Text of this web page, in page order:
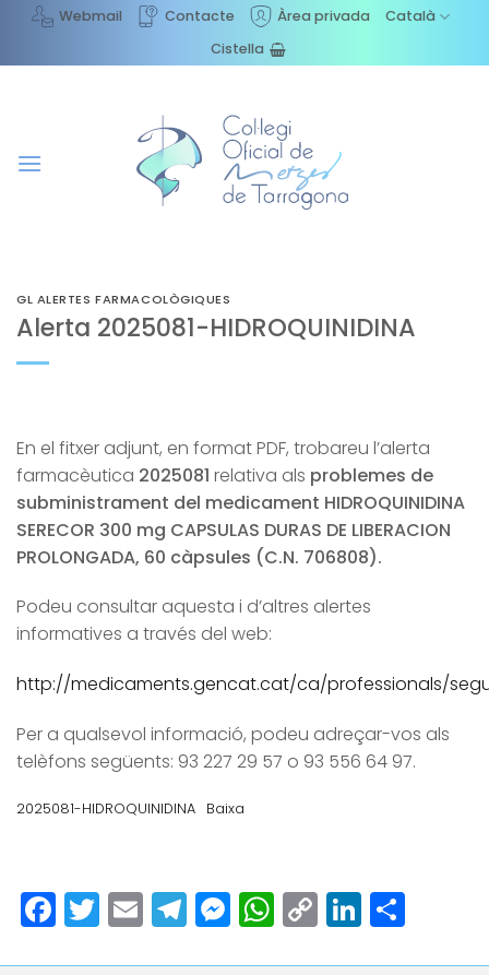
content
Webmail Contacte Àrea privada
Català
Cistella
GL ALERTES FARMACOLÒGIQUES
Alerta 2025081-HIDROQUINIDINA
En el fitxer adjunt, en format PDF, trobareu l’alerta
farmacèutica 2025081 relativa als problemes de
subministrament del medicament HIDROQUINIDINA
SERECOR 300 mg CAPSULAS DURAS DE LIBERACION
PROLONGADA, 60 càpsules (C.N. 706808).
Podeu consultar aquesta i d’altres alertes
informatives a través del web:
http://medicaments.gencat.cat/ca/professionals/
Per a qualsevol informació, podeu adreçar-vos als
telèfons següents: 93 227 29 57 o 93 556 64 97.
2025081-HIDROQUINIDINA Baixa
Facebook
Twitter
EmailTelegram
Messenger
WhatsApp
Copy
Link